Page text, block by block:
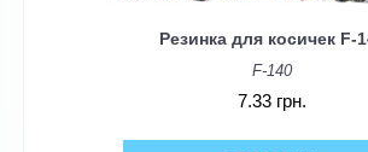
Резинка для косичек F-
F-140
7.33 грн.